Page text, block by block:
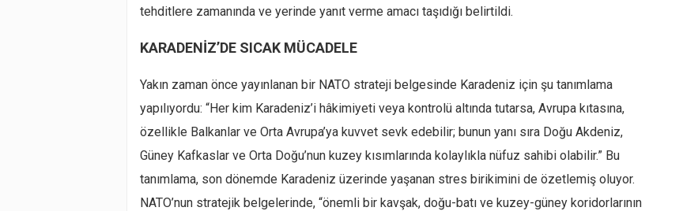
tehditlere zamanında ve yerinde yanıt verme amacı taşıdığı belirtildi.
KARADENİZ’DE SICAK MÜCADELE
Yakın zaman önce yayınlanan bir NATO strateji belgesinde Karadeniz için şu tanımlama
yapılıyordu: “Her kim Karadeniz’i hâkimiyeti veya kontrolü altında tutarsa, Avrupa kıtasına,
özellikle Balkanlar ve Orta Avrupa’ya kuvvet sevk edebilir; bunun yanı sıra Doğu Akdeniz,
Güney Kafkaslar ve Orta Doğu’nun kuzey kısımlarında kolaylıkla nüfuz sahibi olabilir.” Bu
tanımlama, son dönemde Karadeniz üzerinde yaşanan stres birikimini de özetlemiş oluyor.
NATO’nun stratejik belgelerinde, “önemli bir kavşak, doğu-batı ve kuzey-güney koridorlarının